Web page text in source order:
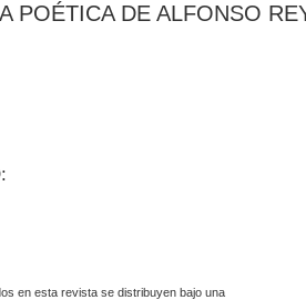
POÉTICA DE ALFONSO
en esta revista se distribuyen bajo una